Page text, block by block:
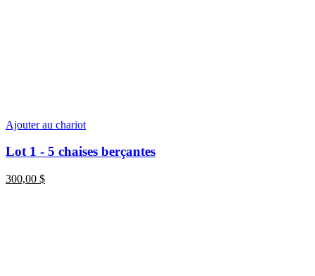
Ajouter au chariot
Lot 1 - 5 chaises berçantes
300,00 $